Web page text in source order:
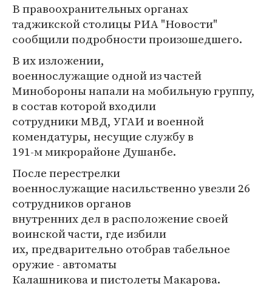
В правоохранительных органах
таджикской столицы РИА "Новости"
сообщили подробности произошедшего.
В их изложении,
военнослужащие одной из частей
Минобороны напали на мобильную группу,
в состав которой входили
сотрудники МВД, УГАИ и военной
комендатуры, несущие службу в
191-м микрорайоне Душанбе.
После перестрелки
военнослужащие насильственно увезли 26
сотрудников органов
внутренних дел в расположение своей
воинской части, где избили
их, предварительно отобрав табельное
оружие - автоматы
Калашникова и пистолеты Макарова.